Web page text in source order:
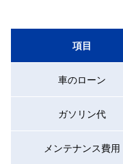
項目
車のローン
ガソリン代
メンテナンス費用